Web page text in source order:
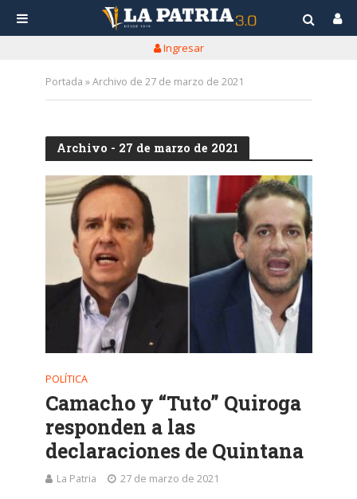
Ingresar
Portada »Archivo de 27 de marzo de 2021
Archivo - 27 de marzo de 2021
POLÍTICA
Camacho y “Tuto” Quiroga
responden a las
declaraciones de Quintana
La Patria 27 de marzo de 2021